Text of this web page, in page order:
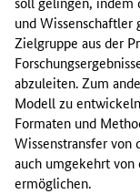
und
Zielgruppe aus der
abzuleiten. Zum
Modell zu
Formaten und
Wissenstransfer von
auch umgekehrt von
ermöglichen.